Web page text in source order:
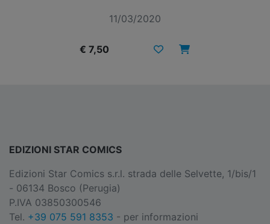
11/03/2020
€ 7,50
EDIZIONI STAR COMICS
Edizioni Star Comics s.r.l. strada delle Selvette, 1/bis/1
- 06134 Bosco (Perugia)
P.IVA 03850300546
Tel. +39 075 591 8353 - per informazioni